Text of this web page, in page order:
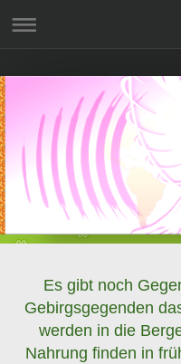
Es gibt noch
Gebirgsgegenden
werden in die
Nahrung finden in